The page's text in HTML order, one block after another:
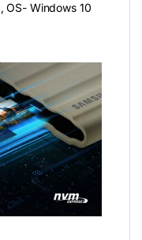
OS- Windows 10